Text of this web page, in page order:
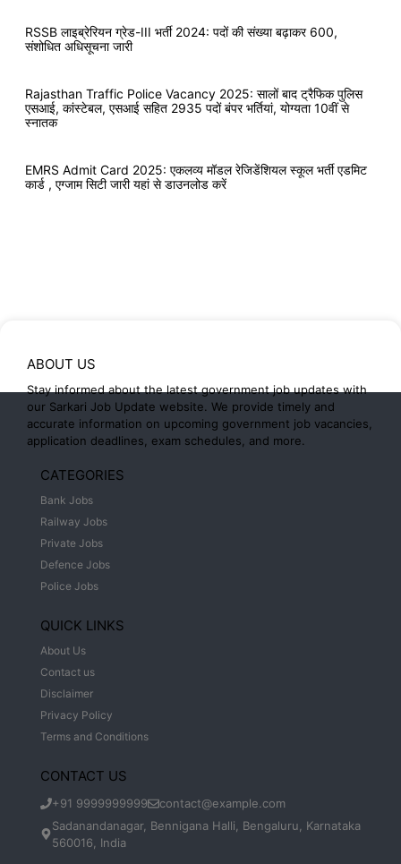
RSSB लाइब्रेरियन ग्रेड-III भर्ती 2024: पदों की संख्या बढ़ाकर 600,
संशोधित अधिसूचना जारी
Rajasthan Traffic Police Vacancy 2025: सालों बाद ट्रैफिक पुलिस
एसआई, कांस्टेबल, एसआई सहित 2935 पदों बंपर भर्तियां, योग्यता 10वीं से
स्नातक
EMRS Admit Card 2025: एकलव्य मॉडल रेजिडेंशियल स्कूल भर्ती एडमिट
कार्ड , एग्जाम सिटी जारी यहां से डाउनलोड करें
ABOUT US
Stay informed about the latest government job updates with
our Sarkari Job Update website. We provide timely and
accurate information on upcoming government job vacancies,
application deadlines, exam schedules, and more.
CATEGORIES
Bank Jobs
Railway Jobs
Private Jobs
Defence Jobs
Police Jobs
QUICK LINKS
About Us
Contact us
Disclaimer
Privacy Policy
Terms and Conditions
CONTACT US
+91 9999999999
contact@example.com
Sadanandanagar, Bennigana Halli, Bengaluru, Karnataka
560016, India